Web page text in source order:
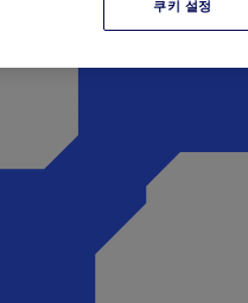
쿠키 설정